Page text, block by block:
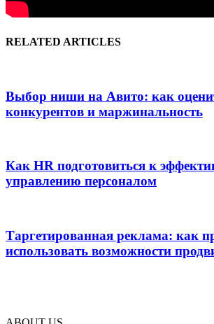
RELATED ARTICLES
Выбор ниши на Авито: как
конкурентов и маржинальность
Как HR подготовиться к
управлению персоналом
Таргетированная реклама: как
использовать возможности